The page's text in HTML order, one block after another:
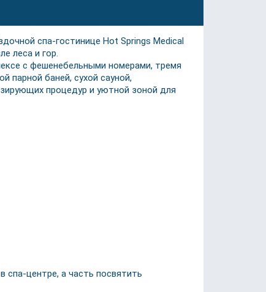
спа-гостинице Hot Springs Medical
леса и гор.
с фешенебельными номерами, тремя
парной баней, сухой сауной,
процедур и уютной зоной для
спа-центре, а часть посвятить